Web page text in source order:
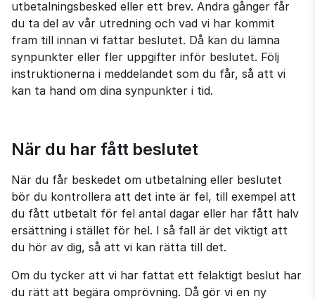
utbetalningsbesked eller ett brev. Andra gånger får
du ta del av vår utredning och vad vi har kommit
fram till innan vi fattar beslutet. Då kan du lämna
synpunkter eller fler uppgifter inför beslutet. Följ
instruktionerna i meddelandet som du får, så att vi
kan ta hand om dina synpunkter i tid.
När du har fått beslutet
När du får beskedet om utbetalning eller beslutet
bör du kontrollera att det inte är fel, till exempel att
du fått utbetalt för fel antal dagar eller har fått halv
ersättning i stället för hel. I så fall är det viktigt att
du hör av dig, så att vi kan rätta till det.
Om du tycker att vi har fattat ett felaktigt beslut har
du rätt att begära omprövning. Då gör vi en ny